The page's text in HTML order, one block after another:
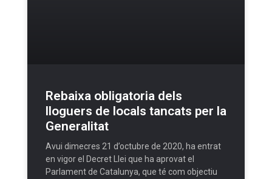
Rebaixa obligatoria dels
lloguers de locals tancats per la
Generalitat
Avui dimecres 21 d’octubre de 2020, ha entrat
en vigor el Decret Llei que ha aprovat el
Parlament de Catalunya, que té com objectiu